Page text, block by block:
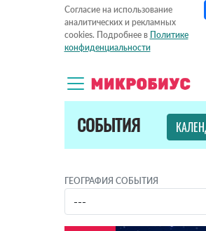
Согласие на использование
аналитических и рекламных
cookies. Подробнее в Политике
конфиденциальности
СОБЫТИЯ
ГЕОГРАФИЯ СОБЫТИЯ